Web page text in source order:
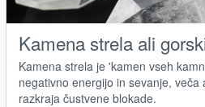
Kamena strela ali
Kamena strela je 'kamen vseh
negativno energijo in sevanje,
razkraja čustvene blokade.